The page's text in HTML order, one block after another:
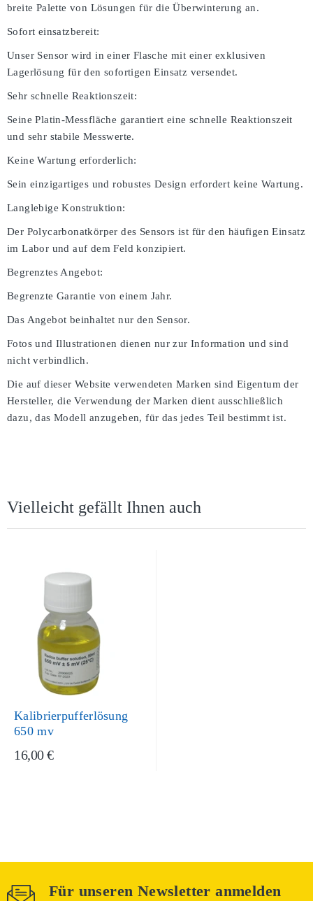
breite Palette von Lösungen für die Überwinterung an.
Sofort einsatzbereit:
Unser Sensor wird in einer Flasche mit einer exklusiven
Lagerlösung für den sofortigen Einsatz versendet.
Sehr schnelle Reaktionszeit:
Seine Platin-Messfläche garantiert eine schnelle Reaktionszeit
und sehr stabile Messwerte.
Keine Wartung erforderlich:
Sein einzigartiges und robustes Design erfordert keine Wartung.
Langlebige Konstruktion:
Der Polycarbonatkörper des Sensors ist für den häufigen Einsatz
im Labor und auf dem Feld konzipiert.
Begrenztes Angebot:
Begrenzte Garantie von einem Jahr.
Das Angebot beinhaltet nur den Sensor.
Fotos und Illustrationen dienen nur zur Information und sind
nicht verbindlich.
Die auf dieser Website verwendeten Marken sind Eigentum der
Hersteller, die Verwendung der Marken dient ausschließlich
dazu, das Modell anzugeben, für das jedes Teil bestimmt ist.
Vielleicht gefällt Ihnen auch
Kalibrierpufferlösung
650 mv
16,00 €
Für unseren Newsletter anmelden